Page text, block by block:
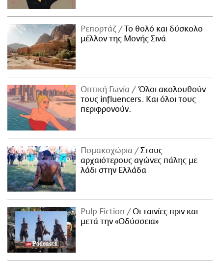
Ρεπορτάζ
Το θολό και δύσκολο
μέλλον της Μονής Σινά
Οπτική Γωνία
Όλοι ακολουθούν
τους influencers. Και όλοι τους
περιφρονούν.
Πομακοχώρια
Στους
αρχαιότερους αγώνες πάλης με
λάδι στην Ελλάδα
Pulp Fiction
Οι ταινίες πριν και
μετά την «Οδύσσεια»